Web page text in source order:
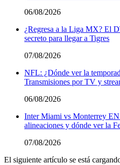
06/08/2026
¿Regresa a la Liga MX? El
secreto para llegar a Tigres
07/08/2026
NFL: ¿Dónde ver la
Transmisiones por TV y
06/08/2026
Inter Miami vs Monterrey
alineaciones y dónde ver la
07/08/2026
El siguiente artículo se está